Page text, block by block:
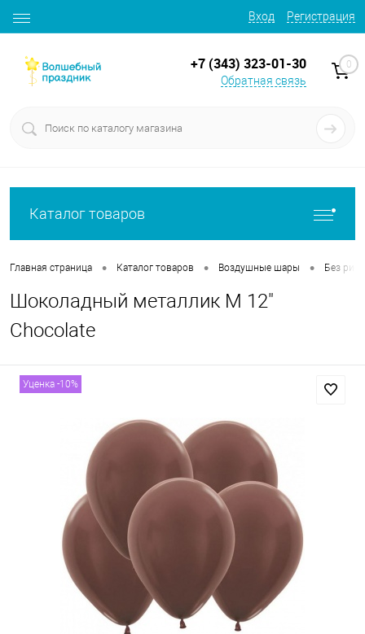
Вход Регистрация
+7 (343) 323-01-30
Обратная связь
0
Каталог товаров
Главная страница • Каталог товаров • Воздушные шары • Без
Шоколадный металлик М 12"
Chocolate
Уценка -10%